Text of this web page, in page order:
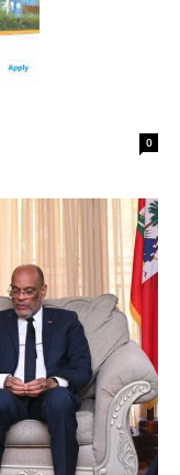
0